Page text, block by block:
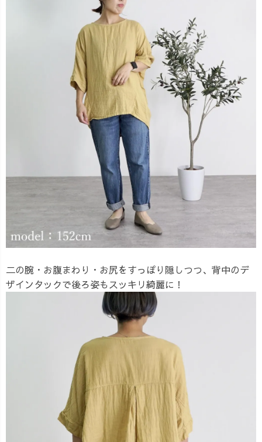
二の腕・お腹まわり・お尻をすっぽり隠しつつ、背中のデ
ザインタックで後ろ姿もスッキリ綺麗に！